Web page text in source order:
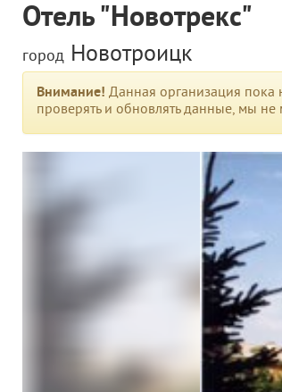
Отель "Новотрекс"
город Новотроицк
Внимание! Данная организация пока
проверять и обновлять данные, мы не